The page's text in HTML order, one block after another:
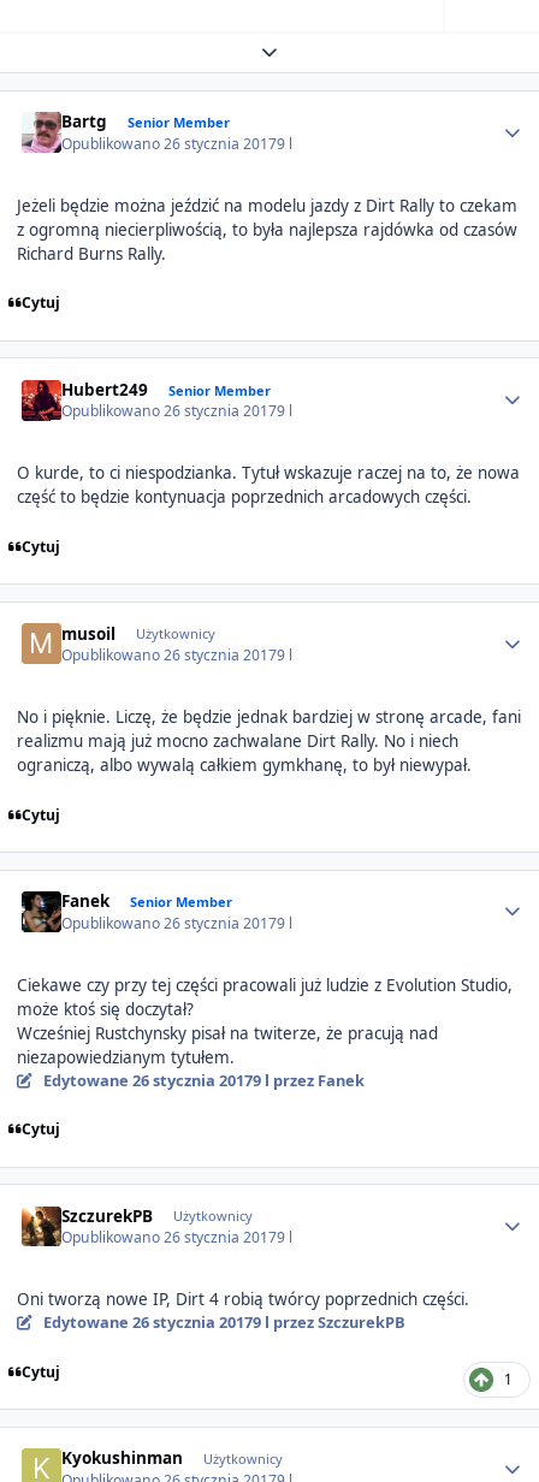
Expand topic overview
Bartg Senior Member
Opublikowano26 stycznia 20179 l
Jeżeli będzie można jeździć na modelu jazdy z Dirt Rally to czekam
z ogromną niecierpliwością, to była najlepsza rajdówka od czasów
Richard Burns Rally.
Cytuj
Hubert249 Senior Member
Opublikowano26 stycznia 20179 l
O kurde, to ci niespodzianka. Tytuł wskazuje raczej na to, że nowa
część to będzie kontynuacja poprzednich arcadowych części.
Cytuj
musoil Użytkownicy
Opublikowano26 stycznia 20179 l
No i pięknie. Liczę, że będzie jednak bardziej w stronę arcade, fani
realizmu mają już mocno zachwalane Dirt Rally. No i niech
ograniczą, albo wywalą całkiem gymkhanę, to był niewypał.
Cytuj
Fanek Senior Member
Opublikowano26 stycznia 20179 l
Ciekawe czy przy tej części pracowali już ludzie z Evolution Studio,
może ktoś się doczytał?
Wcześniej Rustchynsky pisał na twiterze, że pracują nad
niezapowiedzianym tytułem.
Edytowane 26 stycznia 20179 l przez Fanek
Cytuj
SzczurekPB Użytkownicy
Opublikowano26 stycznia 20179 l
Oni tworzą nowe IP, Dirt 4 robią twórcy poprzednich części.
Edytowane 26 stycznia 20179 l przez SzczurekPB
Cytuj 1
Kyokushinman Użytkownicy